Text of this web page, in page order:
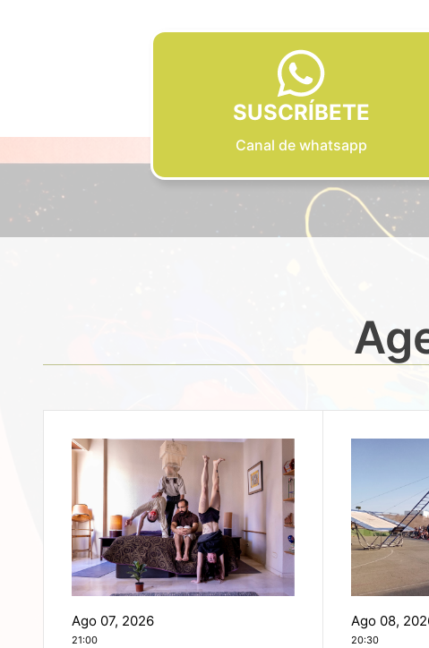
SUSCRÍBETE
Canal de whatsapp
Ago 07, 2026
21:00
Ago 08,
20:30